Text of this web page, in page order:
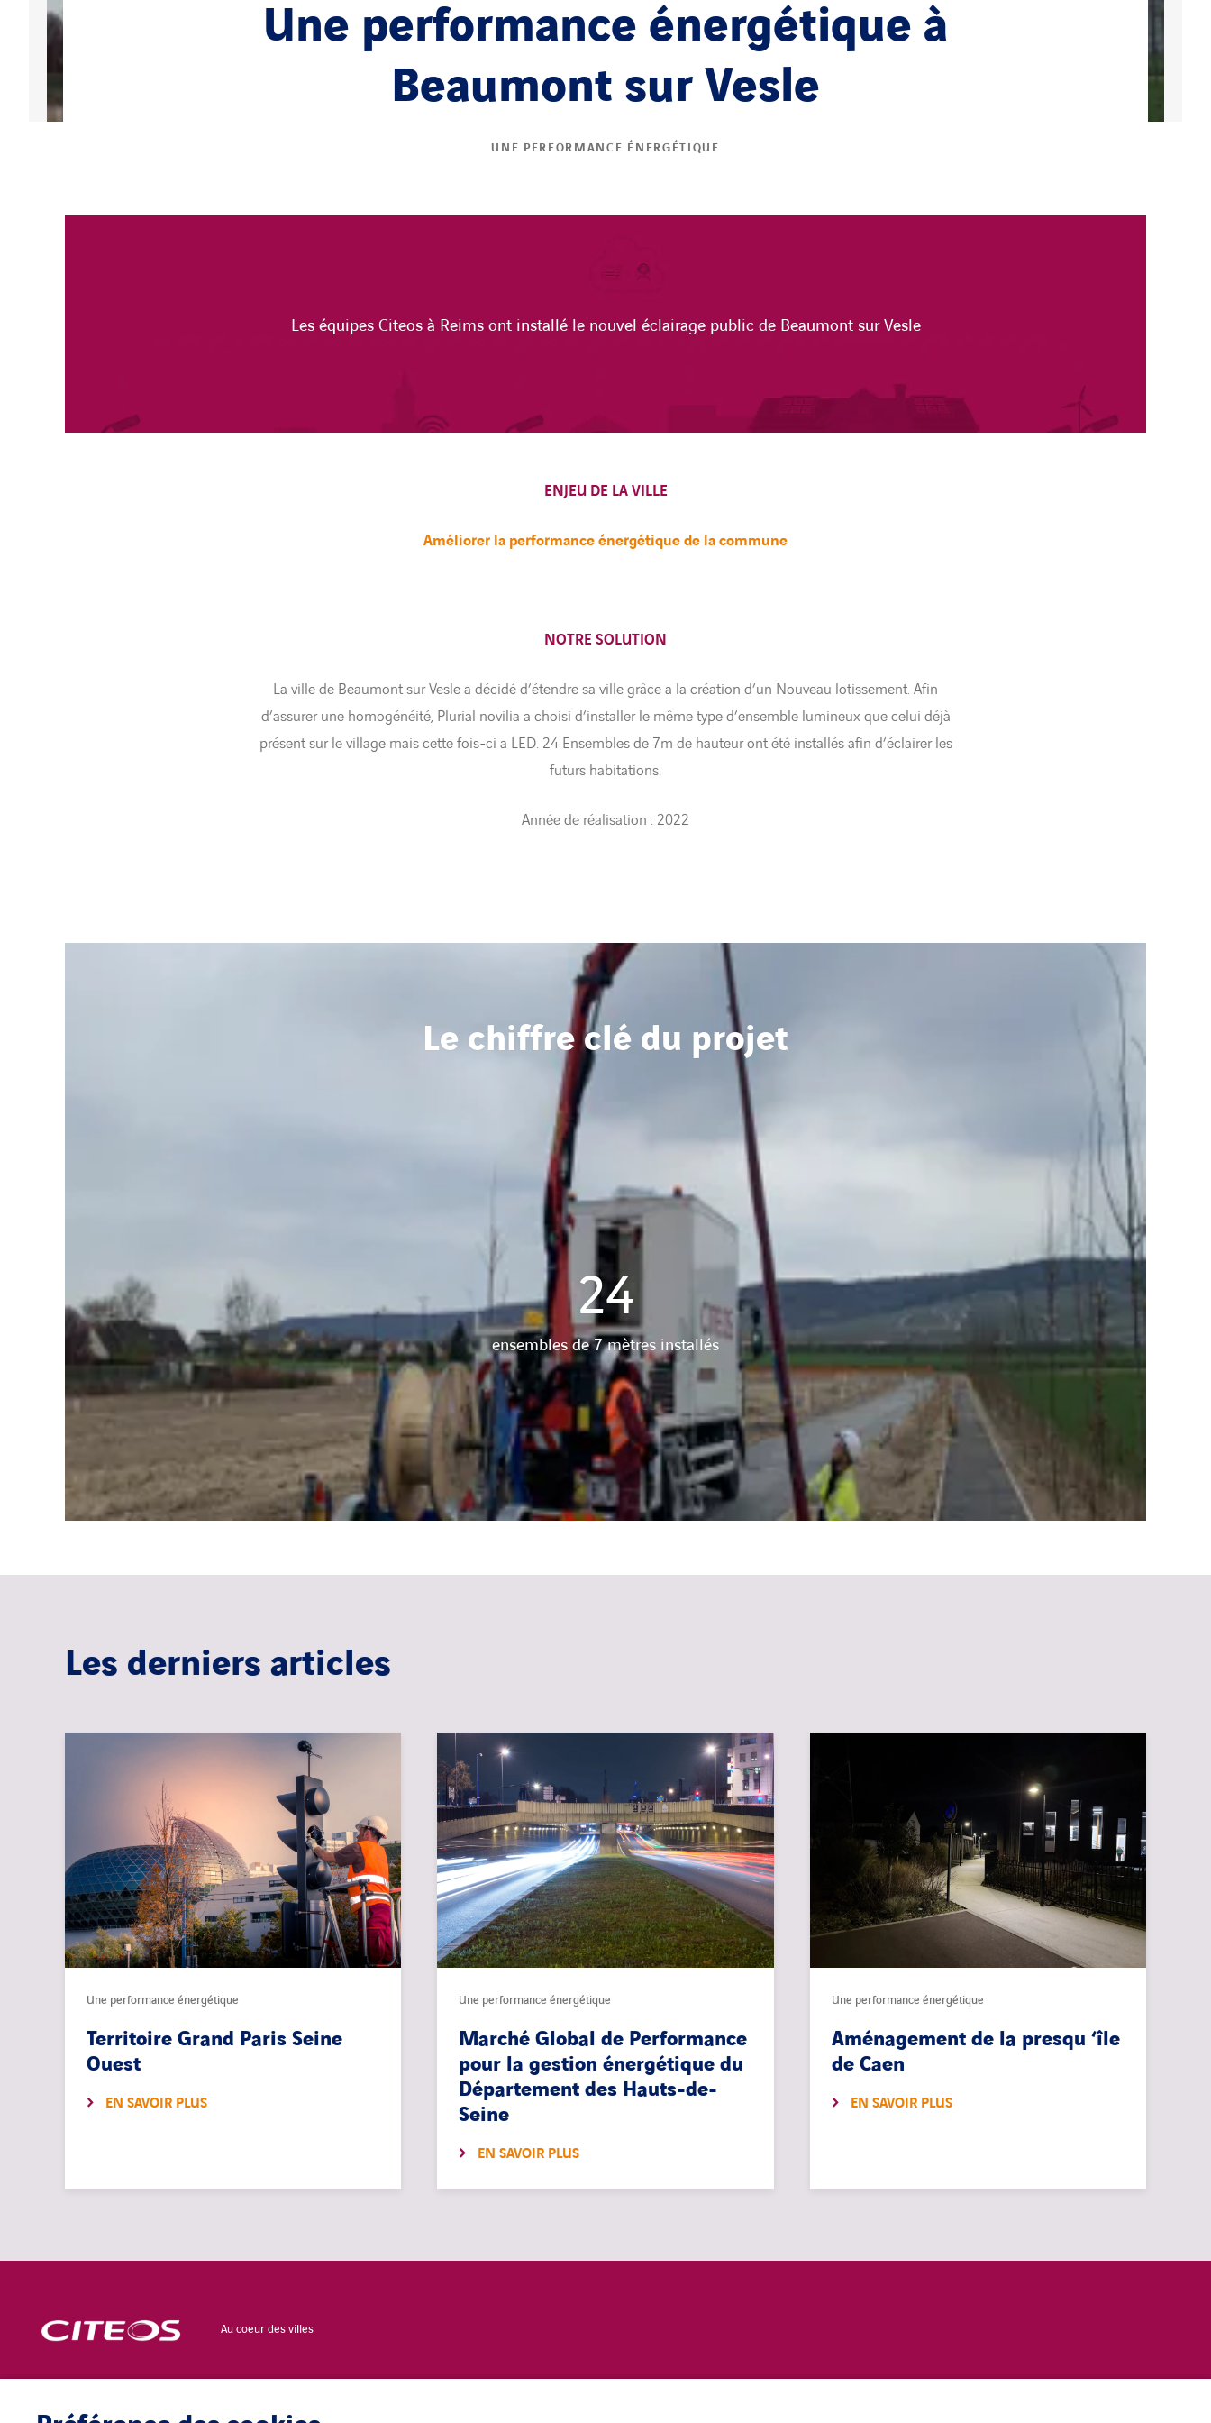
Une performance énergétique à
Beaumont sur Vesle
UNE PERFORMANCE ÉNERGÉTIQUE
Les équipes Citeos à Reims ont installé le nouvel éclairage public de Beaumont sur Vesle
ENJEU DE LA VILLE
Améliorer la performance énergétique de la commune
NOTRE SOLUTION
La ville de Beaumont sur Vesle a décidé d’étendre sa ville grâce a la création d’un Nouveau lotissement. Afin
d’assurer une homogénéité, Plurial novilia a choisi d’installer le même type d’ensemble lumineux que celui déjà
présent sur le village mais cette fois-ci a LED. 24 Ensembles de 7m de hauteur ont été installés afin d’éclairer les
futurs habitations.
Année de réalisation : 2022
Le chiffre clé du projet
24
ensembles de 7 mètres installés
Les derniers articles
Une performance énergétique
Territoire Grand Paris Seine
Ouest
EN SAVOIR PLUS
Une performance énergétique
Marché Global de Performance
pour la gestion énergétique du
Département des Hauts-de-
Seine
EN SAVOIR PLUS
Une performance énergétique
Aménagement de la presqu ‘île
de Caen
EN SAVOIR PLUS
Au coeur des villes
CONFIDENTIALITÉ